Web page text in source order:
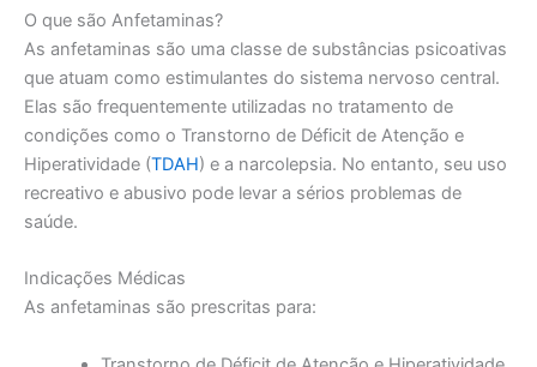
O que são Anfetaminas?
As anfetaminas são uma classe de substâncias psicoativas
que atuam como estimulantes do sistema nervoso central.
Elas são frequentemente utilizadas no tratamento de
condições como o Transtorno de Déficit de Atenção e
Hiperatividade (TDAH) e a narcolepsia. No entanto, seu uso
recreativo e abusivo pode levar a sérios problemas de
saúde.
Indicações Médicas
As anfetaminas são prescritas para: